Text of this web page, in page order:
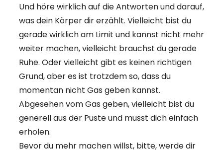
Und höre wirklich auf die Antworten und darauf,
was dein Körper dir erzählt. Vielleicht bist du
gerade wirklich am Limit und kannst nicht mehr
weiter machen, vielleicht brauchst du gerade
Ruhe. Oder vielleicht gibt es keinen richtigen
Grund, aber es ist trotzdem so, dass du
momentan nicht Gas geben kannst.
Abgesehen vom Gas geben, vielleicht bist du
generell aus der Puste und musst dich einfach
erholen.
Bevor du mehr machen willst, bitte, werde dir